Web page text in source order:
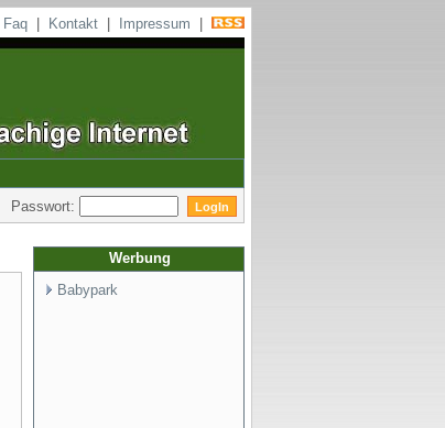
Faq Kontakt Impressum
Passwort:
Werbung
Babypark